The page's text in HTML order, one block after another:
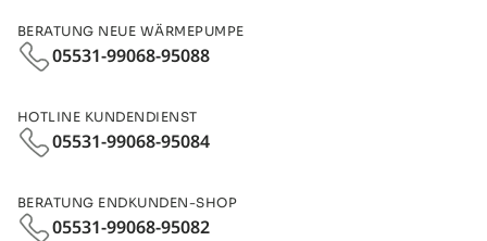
BERATUNG NEUE WÄRMEPUMPE
05531-99068-95088
HOTLINE KUNDENDIENST
05531-99068-95084
BERATUNG ENDKUNDEN-SHOP
05531-99068‑95082